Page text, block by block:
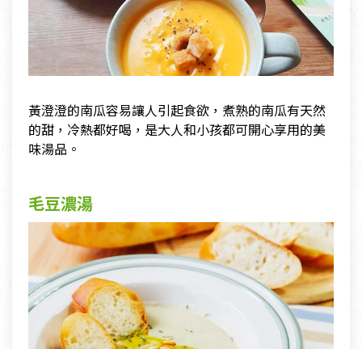
黃澄澄的南瓜容易讓人引起食欲，煮熟的南瓜有天然
的甜，冷熱都好喝，是大人和小孩都可開心享用的美
味湯品。
毛豆濃湯